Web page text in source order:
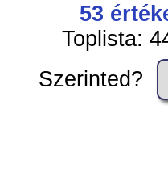
53
Toplista:
Szerinted?